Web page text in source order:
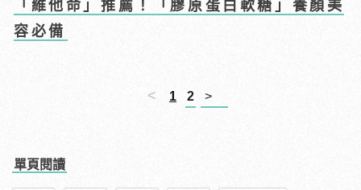
「維他命」推薦！「膠原蛋白軟糖」養顏美
容必備
< 1 2 >
單頁閱讀